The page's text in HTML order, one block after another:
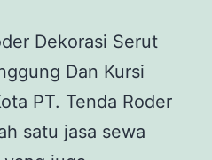
Dekorasi Serut
Dan Kursi
PT. Tenda Roder
satu jasa sewa